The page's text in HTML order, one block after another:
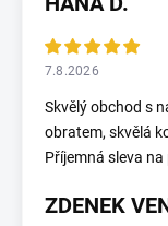
7.8.2026
Skvělý obchod s
obratem, skvělá
Příjemná sleva
ZDENEK